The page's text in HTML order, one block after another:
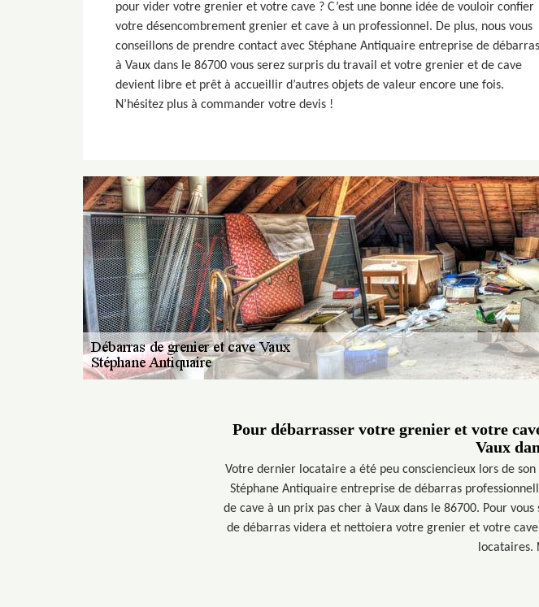
pour vider votre grenier et votre cave ? C’est une bonne idée de vouloir confier
votre désencombrement grenier et cave à un professionnel. De plus, nous vous
conseillons de prendre contact avec Stéphane Antiquaire entreprise de débarras
à Vaux dans le 86700 vous serez surpris du travail et votre grenier et de cave
devient libre et prêt à accueillir d’autres objets de valeur encore une fois.
N’hésitez plus à commander votre devis !
Pour débarrasser votre grenier et votre
Vaux
Votre dernier locataire a été peu consciencieux lors de
Stéphane Antiquaire entreprise de débarras
de cave à un prix pas cher à Vaux dans le 86700. Pour
de débarras videra et nettoiera votre grenier et votre
locataires.